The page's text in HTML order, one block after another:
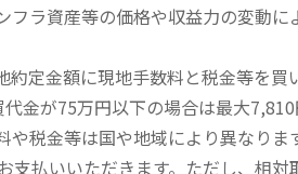
ラ資産等の価格や収益力の変動に
定金額に現地手数料と税金等を買
金が75万円以下の場合は最大
税金等は国や地域により異なりま
払いいただきます。ただし、相対